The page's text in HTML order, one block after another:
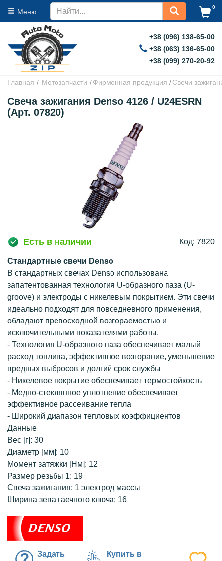
Меню
0
+38 (096) 138-65-00
+38 (063) 136-65-00
+38 (099) 270-20-92
Главная Мотозапчасти Фирменная продукция Свечи
Свеча зажигания Denso 4126 / U24ESRN
(Арт. 07820)
Есть в наличии Код: 7820
Стандартные свечи Denso
В стандартных свечах Denso использована
запатентованная технология U-образного паза (U-
groove) и электроды с никелевым покрытием. Эти свечи
идеально подходят для повседневного применения,
обладают превосходной возгораемостью и
исключительными показателями работы.
- Технология U-образного паза обеспечивает малый
расход топлива, эффективное возгорание, уменьшение
вредных выбросов и долгий срок службы
- Никелевое покрытие обеспечивает термостойкость
- Медно-стеклянное уплотнение обеспечивает
эффективное рассеивание тепла
- Широкий диапазон тепловых коэффициентов
Данные
Вес [г]: 30
Диаметр [мм]: 10
Момент затяжки [Нм]: 12
Размер резьбы 1: 19
Свеча зажигания: 1 электрод массы
Ширина зева гаечного ключа: 16
Задать
Купить в